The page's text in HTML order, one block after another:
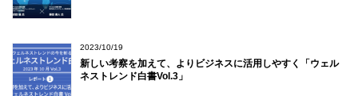
2023/10/19
新しい考察を加えて、よりビジネスに活用しやすく「ウェル
ネストレンド白書Vol.3」